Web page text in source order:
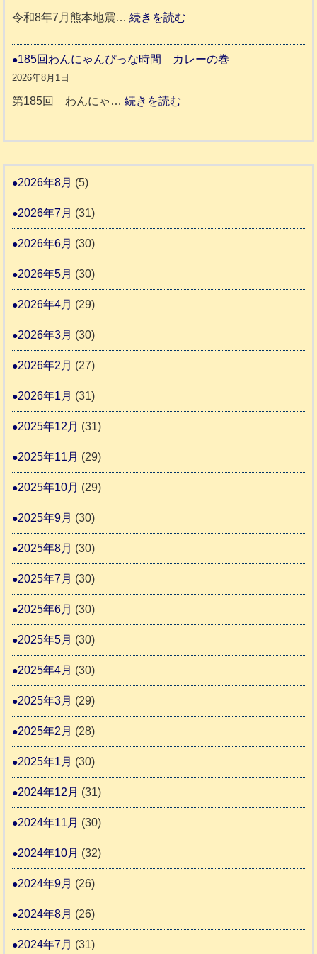
報
告
り
支
ま
ま
動
進
会
令和8年7月熊本地震…続きを読む
和
2
185回わんにゃんぴっな時間 カレーの巻
2026年8月1日
第185回 わんにゃ…続きを読む
8
わ
ゃ
っ
間
2026年8月 (5)
2026年7月 (31)
2026年6月 (30)
2026年5月 (30)
2026年4月 (29)
2026年3月 (30)
2026年2月 (27)
2026年1月 (31)
2025年12月 (31)
2025年11月 (29)
2025年10月 (29)
2025年9月 (30)
2025年8月 (30)
2025年7月 (30)
2025年6月 (30)
2025年5月 (30)
2025年4月 (30)
2025年3月 (29)
2025年2月 (28)
2025年1月 (30)
2024年12月 (31)
2024年11月 (30)
2024年10月 (32)
2024年9月 (26)
2024年8月 (26)
2024年7月 (31)